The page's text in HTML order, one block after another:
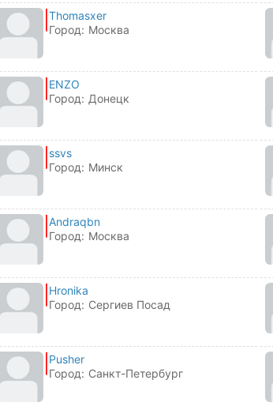
Thomasxer
Город: Москва
ENZO
Город: Донецк
ssvs
Город: Минск
Andraqbn
Город: Москва
Hronika
Город: Сергиев Посад
Pusher
Город: Санкт-Петербург